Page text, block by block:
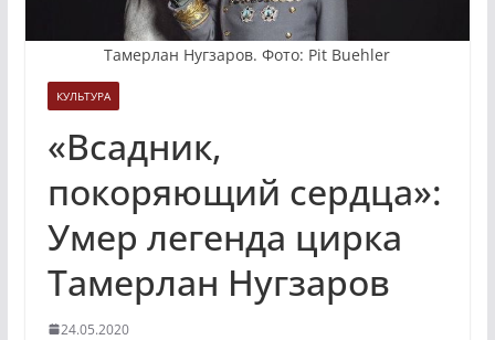
Тамерлан Нугзаров. Фото: Pit Buehler
КУЛЬТУРА
«Всадник,
покоряющий сердца»:
Умер легенда цирка
Тамерлан Нугзаров
24.05.2020